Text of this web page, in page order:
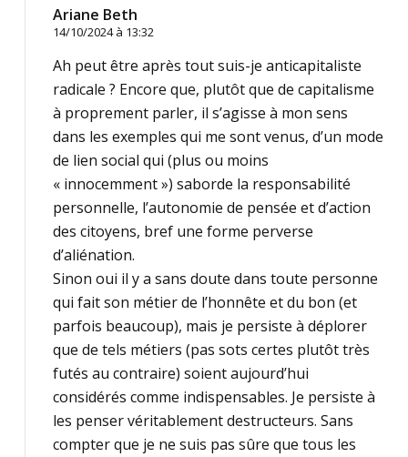
Ariane Beth
14/10/2024 à 13:32
Ah peut être après tout suis-je anticapitaliste
radicale ? Encore que, plutôt que de capitalisme
à proprement parler, il s’agisse à mon sens
dans les exemples qui me sont venus, d’un mode
de lien social qui (plus ou moins
« innocemment ») saborde la responsabilité
personnelle, l’autonomie de pensée et d’action
des citoyens, bref une forme perverse
d’aliénation.
Sinon oui il y a sans doute dans toute personne
qui fait son métier de l’honnête et du bon (et
parfois beaucoup), mais je persiste à déplorer
que de tels métiers (pas sots certes plutôt très
futés au contraire) soient aujourd’hui
considérés comme indispensables. Je persiste à
les penser véritablement destructeurs. Sans
compter que je ne suis pas sûre que tous les